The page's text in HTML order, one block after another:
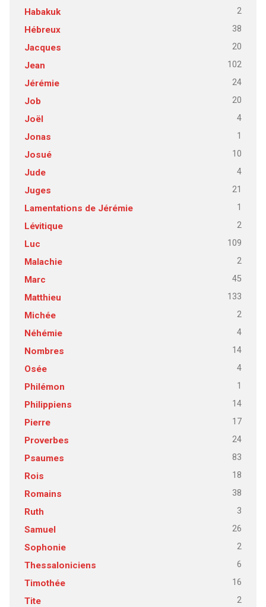
Habakuk 2
Hébreux 38
Jacques 20
Jean 102
Jérémie 24
Job 20
Joël 4
Jonas 1
Josué 10
Jude 4
Juges 21
Lamentations de Jérémie 1
Lévitique 2
Luc 109
Malachie 2
Marc 45
Matthieu 133
Michée 2
Néhémie 4
Nombres 14
Osée 4
Philémon 1
Philippiens 14
Pierre 17
Proverbes 24
Psaumes 83
Rois 18
Romains 38
Ruth 3
Samuel 26
Sophonie 2
Thessaloniciens 6
Timothée 16
Tite 2